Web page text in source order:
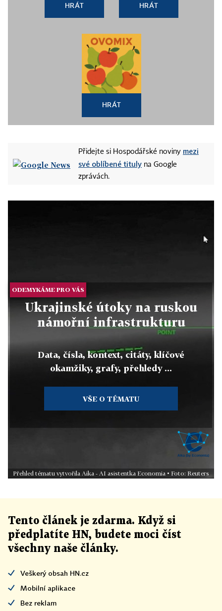
HRÁT HRÁT
HRÁT
Přidejte si Hospodářské noviny mezi
své oblíbené tituly na Google
zprávách.
ODEMYKÁME PRO VÁS
Ukrajinské útoky na ruskou
námořní infrastrukturu
Data, čísla, kontext, citáty, klíčové
okamžiky, grafy, přehledy ...
VŠE O TÉMATU
Přehled tématu vytvořila Aika - AI asistentka Economia • Foto: Reuters
Tento článek je zdarma. Když si
předplatíte HN, budete moci číst
všechny naše články.
Veškerý obsah HN.cz
Mobilní aplikace
Bez reklam